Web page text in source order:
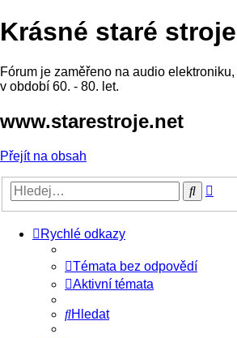
Krásné staré stroje
Fórum je zaměřeno na audio
v období 60. - 80. let.
www.starestroje.net
Přejít na obsah
Hledat
Rychlé odkazy
Témata bez odpovědí
Aktivní témata
Hledat